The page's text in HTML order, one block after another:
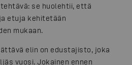
se huolehtii, että
etuja kehitetään
mukaan.
elin on edustajisto, joka
vuosi. Jokainen ennen